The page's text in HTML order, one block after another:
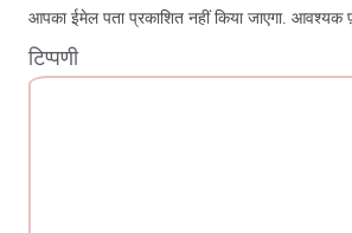
आपका ईमेल पता प्रकाशित नहीं किया जाएगा. आवश्यक
टिप्पणी